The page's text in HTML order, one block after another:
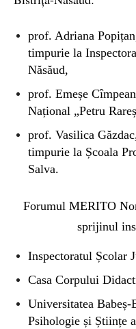
prof. Adriana
timpurie la
Năsăud,
prof. Emeșe
Național „Petru
prof. Vasilica
timpurie la Școala
Salva.
Forumul MERITO
sprijinul
Inspectoratul Școlar
Casa Corpului
Universitatea
Psihologie și Științe